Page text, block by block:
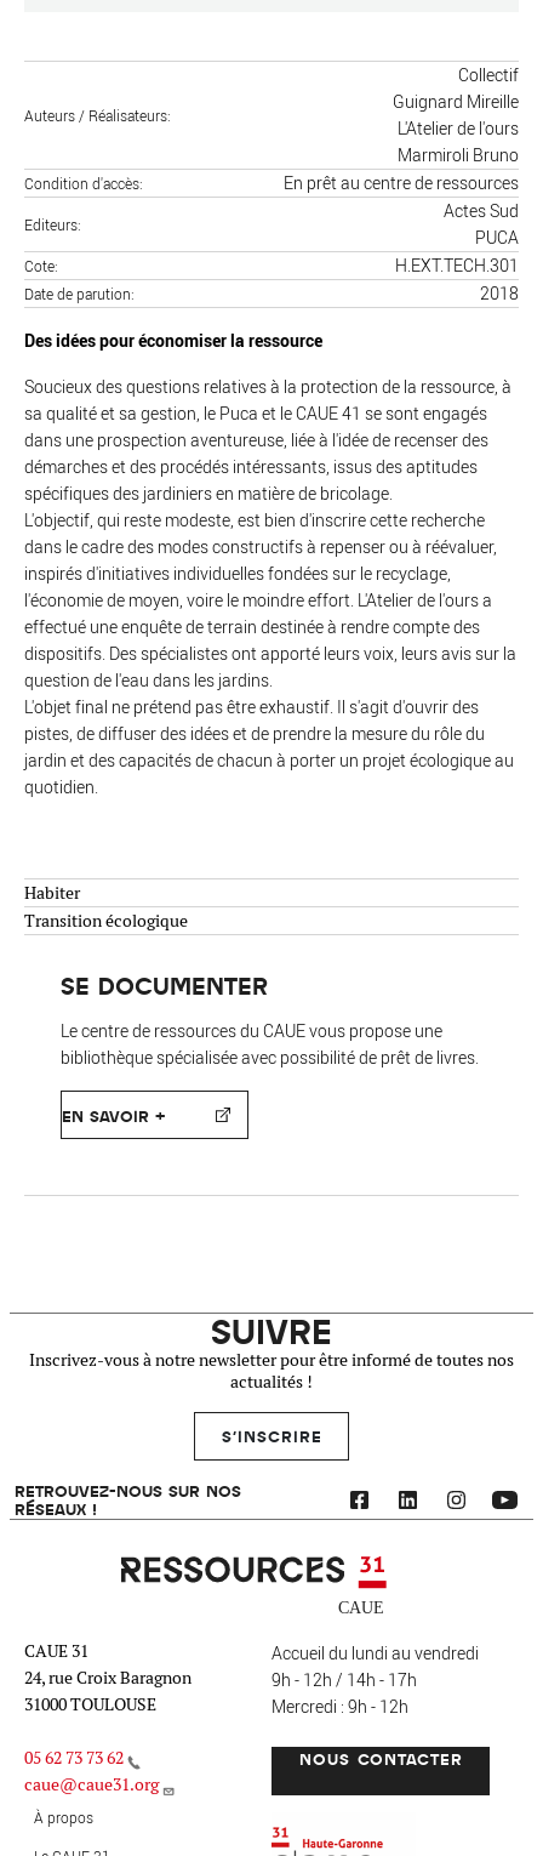
Habiter
Transition écologique
SE DOCUMENTER
Le centre de ressources du CAUE vous propose une
bibliothèque spécialisée avec possibilité de prêt de livres.
EN SAVOIR +
Auteurs / Réalisateurs
Collectif
Guignard Mireille
L'Atelier de l'ours
Marmiroli Bruno
Condition d'accès En prêt au centre de ressources
Editeurs
Actes Sud
PUCA
Cote H.EXT.TECH.301
Date de parution 2018
Des idées pour économiser la ressource
Soucieux des questions relatives à la protection de la ressource, à
sa qualité et sa gestion, le Puca et le CAUE 41 se sont engagés
dans une prospection aventureuse, liée à l'idée de recenser des
démarches et des procédés intéressants, issus des aptitudes
spécifiques des jardiniers en matière de bricolage.
L'objectif, qui reste modeste, est bien d'inscrire cette recherche
dans le cadre des modes constructifs à repenser ou à réévaluer,
inspirés d'initiatives individuelles fondées sur le recyclage,
l'économie de moyen, voire le moindre effort. L'Atelier de l'ours a
effectué une enquête de terrain destinée à rendre compte des
dispositifs. Des spécialistes ont apporté leurs voix, leurs avis sur la
question de l'eau dans les jardins.
L'objet final ne prétend pas être exhaustif. Il s'agit d'ouvrir des
pistes, de diffuser des idées et de prendre la mesure du rôle du
jardin et des capacités de chacun à porter un projet écologique au
quotidien.
SUIVRE
Inscrivez-vous à notre newsletter pour être informé de toutes nos
actualités !
S'INSCRIRE
RETROUVEZ-NOUS SUR NOS
RÉSEAUX !
Ressources 31
CAUE 31
24, rue Croix Baragnon
31000 TOULOUSE
05 62 73 73 62
caue@caue31.org
Accueil du lundi au vendredi
9h - 12h / 14h - 17h
Mercredi : 9h - 12h
NOUS CONTACTER
À propos